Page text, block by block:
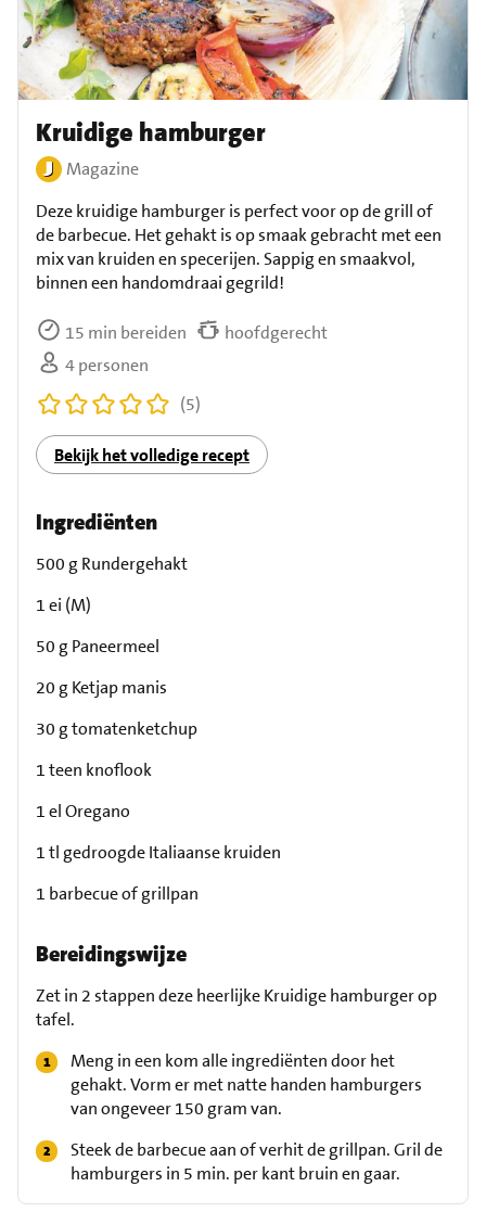
Kruidige hamburger
Magazine
Deze kruidige hamburger is perfect voor op de grill of
de barbecue. Het gehakt is op smaak gebracht met een
mix van kruiden en specerijen. Sappig en smaakvol,
binnen een handomdraai gegrild!
15 min bereiden
hoofdgerecht
4 personen
(5)
Bekijk het volledige recept
Ingrediënten
500 g Rundergehakt
1 ei (M)
50 g Paneermeel
20 g Ketjap manis
30 g tomatenketchup
1 teen knoflook
1 el Oregano
1 tl gedroogde Italiaanse kruiden
1 barbecue of grillpan
Bereidingswijze
Zet in 2 stappen deze heerlijke Kruidige hamburger op
tafel.
Meng in een kom alle ingrediënten door het
gehakt. Vorm er met natte handen hamburgers
van ongeveer 150 gram van.
Steek de barbecue aan of verhit de grillpan. Gril de
hamburgers in 5 min. per kant bruin en gaar.